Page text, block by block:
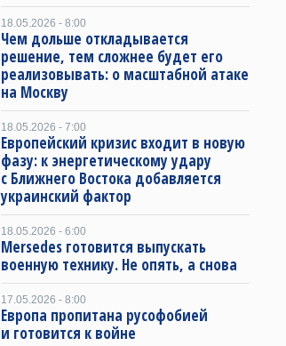
18.05.2026 - 8:00
Чем дольше откладывается
решение, тем сложнее будет его
реализовывать: о масштабной атаке
на Москву
18.05.2026 - 7:00
Европейский кризис входит в новую
фазу: к энергетическому удару
с Ближнего Востока добавляется
украинский фактор
18.05.2026 - 6:00
Mersedes готовится выпускать
военную технику. Не опять, а снова
17.05.2026 - 8:00
Европа пропитана русофобией
и готовится к войне